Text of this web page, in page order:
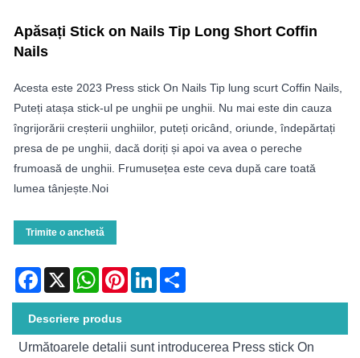
Apăsați Stick on Nails Tip Long Short Coffin
Nails
Acesta este 2023 Press stick On Nails Tip lung scurt Coffin Nails,
Puteți atașa stick-ul pe unghii pe unghii. Nu mai este din cauza
îngrijorării creșterii unghiilor, puteți oricând, oriunde, îndepărtați
presa de pe unghii, dacă doriți și apoi va avea o pereche
frumoasă de unghii. Frumusețea este ceva după care toată
lumea tânjește.Noi
Trimite o anchetă
Facebook
X WhatsAppPinterestLinkedIn
Descriere produs
Următoarele detalii sunt introducerea Press stick On